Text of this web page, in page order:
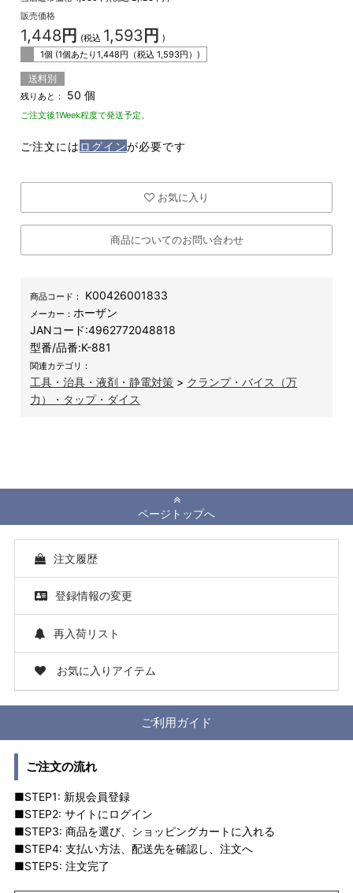
販売価格
1,448 円 (税込 1,593 円 )
1個 (1個あたり1,448円（税込1,593円）)
送料別
残りあと： 50 個
ご注文後1Week程度で発送予定。
ご注文には ログインが必要です
お気に入り
商品についてのお問い合わせ
商品コード： K00426001833
メーカー： ホーザン
JANコード:4962772048818
型番/品番:K-881
関連カテゴリ：
工具・治具・液剤・静電対策 > クランプ・バイス（万
力）・タップ・ダイス
ページトップへ
注文履歴
登録情報の変更
再入荷リスト
お気に入りアイテム
ご利用ガイド
ご注文の流れ
■STEP1: 新規会員登録
■STEP2: サイトにログイン
■STEP3: 商品を選び、ショッピングカートに入れる
■STEP4: 支払い方法、配送先を確認し、注文へ
■STEP5: 注文完了